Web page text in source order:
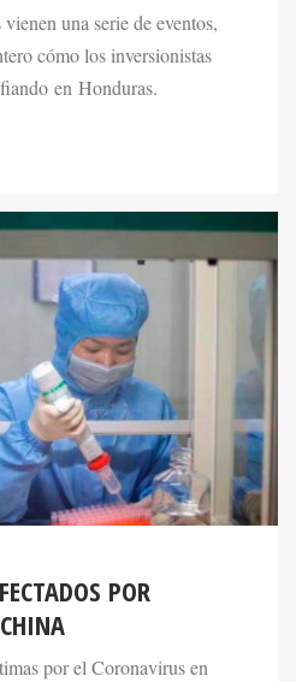
una serie de eventos,
cómo los inversionistas
en Honduras.
POR
por el Coronavirus en